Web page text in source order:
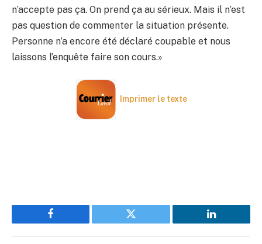
n’accepte pas ça. On prend ça au sérieux. Mais il n’est
pas question de commenter la situation présente.
Personne n’a encore été déclaré coupable et nous
laissons l’enquête faire son cours.»
Imprimer le texte
Facebook Twitter LinkedIn